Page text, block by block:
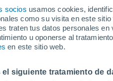
socios usamos cookies,
como su visita en este
traten tus datos personales
u oponerse al
en este sitio web.
siguiente tratamiento de
26°
14°
23°
Gantrisch -
Gurnigel